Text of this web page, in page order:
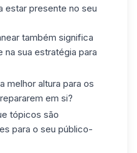
estar presente no seu
também significa
na sua estratégia para
melhor altura para os
em si?
tópicos são
para o seu público-